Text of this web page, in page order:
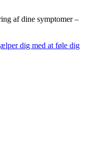
af dine symptomer –
dig med at føle dig